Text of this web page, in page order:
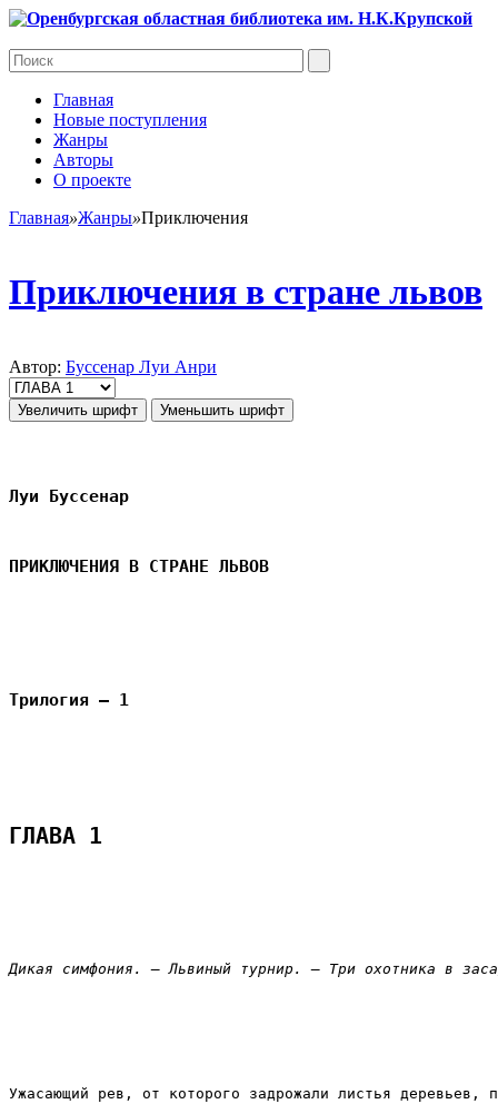
Главная
Новые поступления
Жанры
Авторы
О проекте
Главная»Жанры»Приключения
Приключения в стране львов
Автор: Буссенар Луи Анри
Увеличить шрифт Уменьшить шрифт
Луи Буссенар
ПРИКЛЮЧЕНИЯ В СТРАНЕ ЛЬВОВ
Трилогия – 1
ГЛАВА 1
Дикая симфония. – Львиный турнир. – Три охотника в
Ужасающий рев, от которого задрожали листья деревьев,